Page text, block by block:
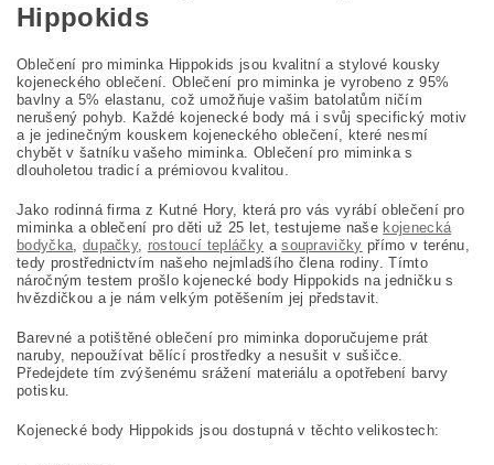
Hippokids
Oblečení pro miminka Hippokids jsou kvalitní a stylové kousky
kojeneckého oblečení. Oblečení pro miminka je vyrobeno z 95%
bavlny a 5% elastanu, což umožňuje vašim batolatům ničím
nerušený pohyb. Každé kojenecké body má i svůj specifický motiv
a je jedinečným kouskem kojeneckého oblečení, které nesmí
chybět v šatníku vašeho miminka. Oblečení pro miminka s
dlouholetou tradicí a prémiovou kvalitou.
Jako rodinná firma z Kutné Hory, která pro vás vyrábí oblečení pro
miminka a oblečení pro děti už 25 let, testujeme naše kojenecká
bodyčka dupačky, rostoucí tepláčky asoupravičky přímo v terénu,
tedy prostřednictvím našeho nejmladšího člena rodiny. Tímto
náročným testem prošlo kojenecké body Hippokids na jedničku s
hvězdičkou a je nám velkým potěšením jej představit.
Barevné a potištěné oblečení pro miminka doporučujeme prát
naruby, nepoužívat bělící prostředky a nesušit v sušičce.
Předejdete tím zvýšenému srážení materiálu a opotřebení barvy
potisku.
Kojenecké body Hippokids jsou dostupná v těchto velikostech: